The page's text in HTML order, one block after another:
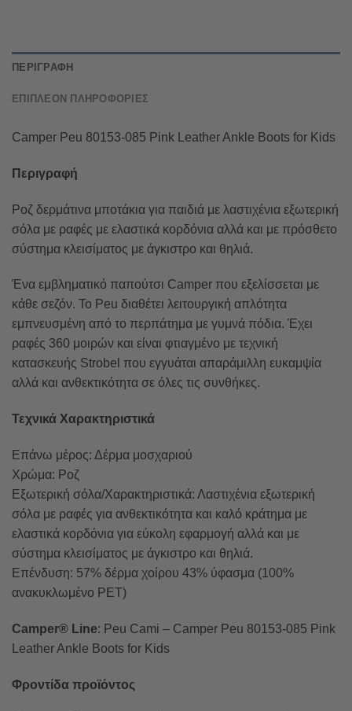
ΠΕΡΙΓΡΑΦΉ
ΕΠΙΠΛΈΟΝ ΠΛΗΡΟΦΟΡΊΕΣ
Camper Peu 80153-085 Pink Leather Ankle Boots for Kids
Περιγραφή
Ροζ δερμάτινα μποτάκια για παιδιά με λαστιχένια εξωτερική
σόλα με ραφές με ελαστικά κορδόνια αλλά και με πρόσθετο
σύστημα κλεισίματος με άγκιστρο και θηλιά.
Ένα εμβληματικό παπούτσι Camper που εξελίσσεται με
κάθε σεζόν. Το Peu διαθέτει λειτουργική απλότητα
εμπνευσμένη από το περπάτημα με γυμνά πόδια. Έχει
ραφές 360 μοιρών και είναι φτιαγμένο με τεχνική
κατασκευής Strobel που εγγυάται απαράμιλλη ευκαμψία
αλλά και ανθεκτικότητα σε όλες τις συνθήκες.
Τεχνικά Χαρακτηριστικά
Επάνω μέρος: Δέρμα μοσχαριού
Χρώμα: Ροζ
Εξωτερική σόλα/Χαρακτηριστικά: Λαστιχένια εξωτερική
σόλα με ραφές για ανθεκτικότητα και καλό κράτημα με
ελαστικά κορδόνια για εύκολη εφαρμογή αλλά και με
σύστημα κλεισίματος με άγκιστρο και θηλιά.
Επένδυση: 57% δέρμα χοίρου 43% ύφασμα (100%
ανακυκλωμένο PET)
Camper® Line: Peu Cami – Camper Peu 80153-085 Pink
Leather Ankle Boots for Kids
Φροντίδα προϊόντος